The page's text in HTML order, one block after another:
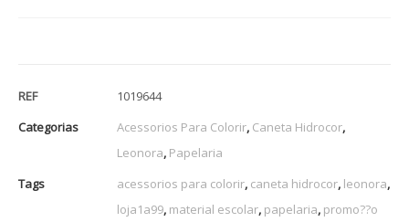
REF
1019644
Categorias
Acessorios Para Colorir, Caneta Hidrocor,
Leonora, Papelaria
Tags
acessorios para colorir, caneta hidrocor, leonora,
loja1a99, material escolar, papelaria, promo??o